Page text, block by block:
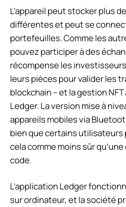
L’appareil peut stocker plus
différentes et peut se
portefeuilles. Comme les
pouvez participer à des
récompense les
leurs pièces pour valider les
blockchain – et la gestion
Ledger. La version mise à
appareils mobiles via
bien que certains
cela comme moins sûr
code.
L’application Ledger
sur ordinateur, et la société